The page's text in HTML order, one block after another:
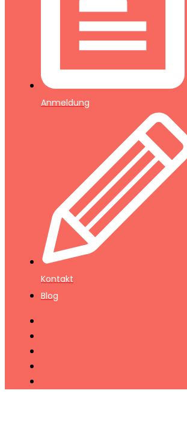
Anmeldung
Kontakt
Blog